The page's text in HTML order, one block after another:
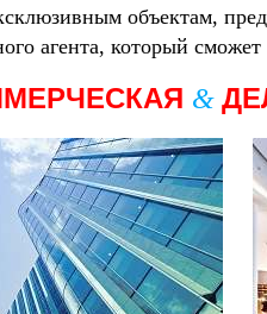
объектам,
агента, который
&